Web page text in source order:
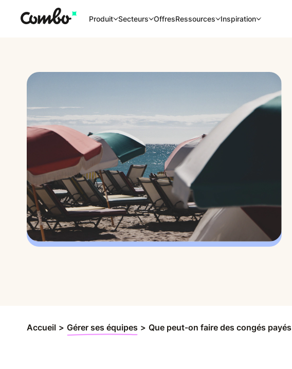
Produit Secteurs OffresRessources Inspiration
Accueil > Gérer ses équipes > Que peut-on faire des congés